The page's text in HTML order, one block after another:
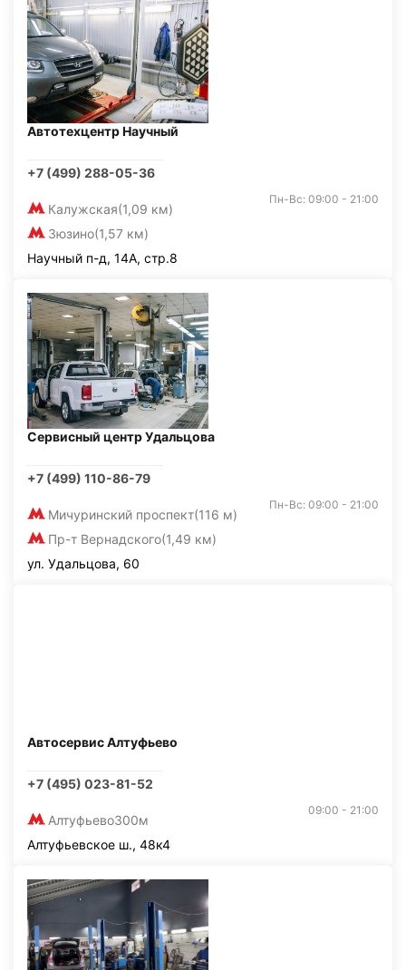
Автотехцентр Научный
+7 (499) 288-05-36
Калужская(1,09 км)
Зюзино(1,57 км)
Пн-Вс: 09:00 - 21:00
Научный п-д, 14А, стр.8
Сервисный центр Удальцова
+7 (499) 110-86-79
Мичуринский проспект(116 м)
Пр-т Вернадского(1,49 км)
Пн-Вс: 09:00 - 21:00
ул. Удальцова, 60
Автосервис Алтуфьево
+7 (495) 023-81-52
Алтуфьево300м
09:00 - 21:00
Алтуфьевское ш., 48к4